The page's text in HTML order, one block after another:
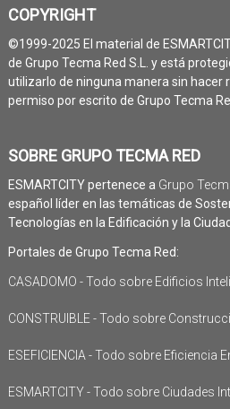
COPYRIGHT
©1999-2025 El material de
de Grupo Tecma Red S.L. y está
utilizarlo de ninguna manera sin hacer
permiso por escrito de Grupo Tecma
SOBRE GRUPO TECMA RED
ESMARTCITY pertenece a Grupo
español líder en las temáticas de
Tecnologías en la Edificación y la
Portales de Grupo Tecma Red:
CASADOMO - Todo sobre Edificios
CONSTRUIBLE - Todo sobre
ESEFICIENCIA - Todo sobre Eficiencia
ESMARTCITY - Todo sobre Ciudades